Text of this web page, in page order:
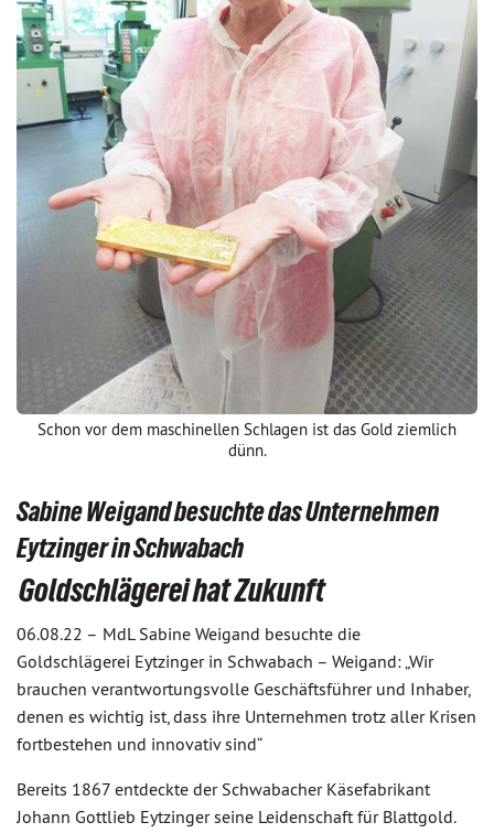
Schon vor dem maschinellen Schlagen ist das Gold ziemlich
dünn.
Sabine Weigand besuchte das Unternehmen
Eytzinger in Schwabach
Goldschlägerei hat Zukunft
06.08.22 – MdL Sabine Weigand besuchte die
Goldschlägerei Eytzinger in Schwabach – Weigand: „Wir
brauchen verantwortungsvolle Geschäftsführer und Inhaber,
denen es wichtig ist, dass ihre Unternehmen trotz aller Krisen
fortbestehen und innovativ sind“
Bereits 1867 entdeckte der Schwabacher Käsefabrikant
Johann Gottlieb Eytzinger seine Leidenschaft für Blattgold.